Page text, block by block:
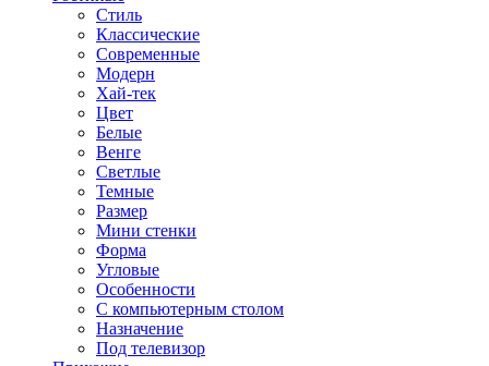
Стиль
Классические
Современные
Модерн
Хай-тек
Цвет
Белые
Венге
Светлые
Темные
Размер
Мини стенки
Форма
Угловые
Особенности
С компьютерным столом
Назначение
Под телевизор